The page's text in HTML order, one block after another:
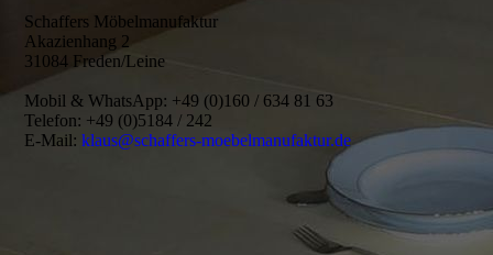
Schaffers Möbelmanufaktur
Akazienhang 2
31084 Freden/Leine
Mobil & WhatsApp: +49 (0)160 / 634 81 63
Telefon: +49 (0)5184 / 242
E-Mail:klaus@schaffers-moebelmanufaktur.de